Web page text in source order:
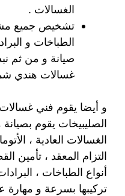
الغسالات .
تشخيص جميع
الطباخات و
صيانة و من ثم
غسالات هندي
و أيضا يقوم فني
الصليبيخات يقوم
الغسالات العادية ،
التزام المعقد ، تأمين
أنواع الطباخات ،
تركيبها بسرعة و مهارة